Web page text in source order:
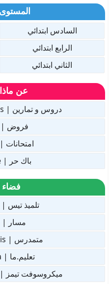
المستوى
السادس ابتدائي
الرابع ابتدائي
الثاني ابتدائي
عن
دروس و تمارين | Cours et Exercices
فروض | Devoirs
امتحانات | Examens
باك حر | Bac Libre
فضاء
تلميذ تيس | TelmidTICE
مسار | Massar
متمدرس | Moutamadris
تعليم.ما | Taalim.ma
ميكروسوفت تيمز | Microsoft Teams